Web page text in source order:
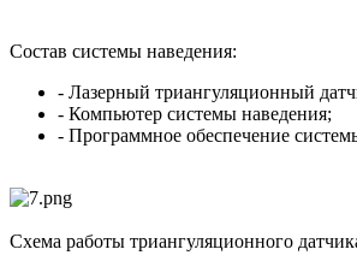
Состав системы наведения:
- Лазерный триангуляционный
- Компьютер системы наведения;
- Программное обеспечение
Схема работы триангуляционного